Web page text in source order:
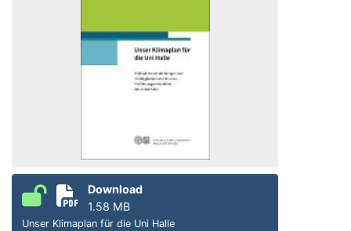
Download
1.58 MB
Unser Klimaplan für die Uni Halle